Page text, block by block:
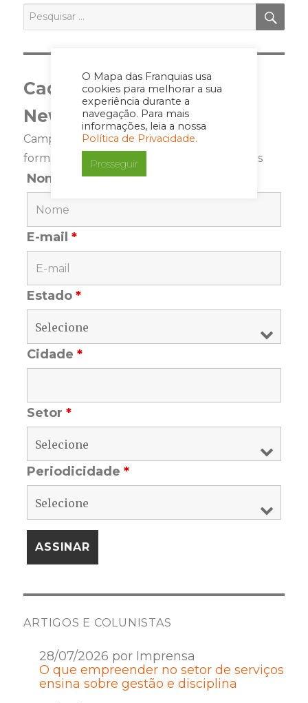
O Mapa das Franquias usa
cookies para melhorar a sua
experiência durante a
navegação. Para mais
informações, leia a nossa
Política de Privacidade.
Prosseguir
por:
Cadastre-se para a
Newsletter
Campos marcados com <span class="ninja-
forms-req-symbol">*</span> são requeridos
Nome
E-mail*
Estado*
Cidade*
Setor*
Periodicidade*
ARTIGOS E COLUNISTAS
28/07/2026 por Imprensa
O que empreender no setor de serviços
ensina sobre gestão e disciplina